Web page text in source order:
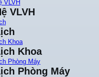
VLVH
VLVH
Khoa
Khoa
Phòng Máy
Phòng Máy